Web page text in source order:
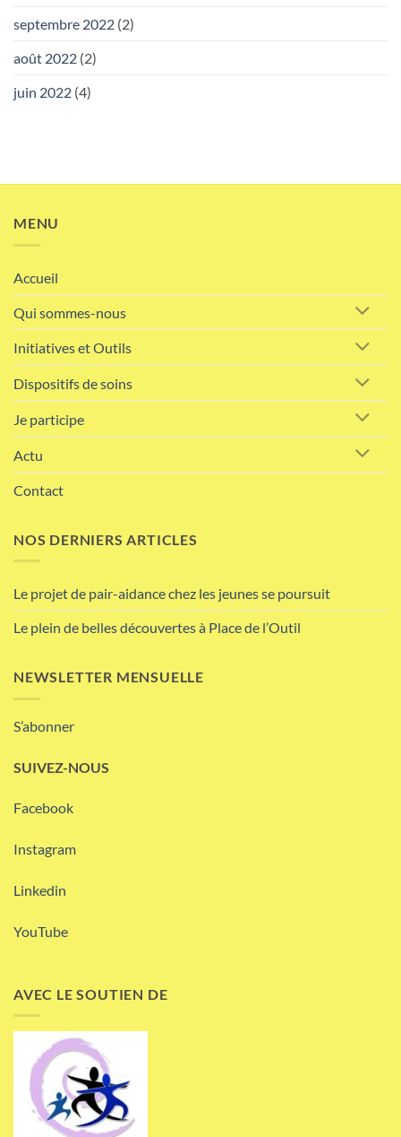
septembre 2022 (2)
août 2022 (2)
juin 2022 (4)
MENU
Accueil
Qui sommes-nous
Initiatives et Outils
Dispositifs de soins
Je participe
Actu
Contact
NOS DERNIERS ARTICLES
Le projet de pair-aidance chez les jeunes se poursuit
Le plein de belles découvertes à Place de l’Outil
NEWSLETTER MENSUELLE
S’abonner
SUIVEZ-NOUS
Facebook
Instagram
Linkedin
YouTube
AVEC LE SOUTIEN DE